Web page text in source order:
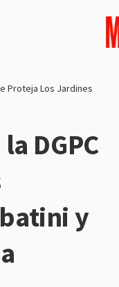
Proteja Los Jardines
DGPC
y